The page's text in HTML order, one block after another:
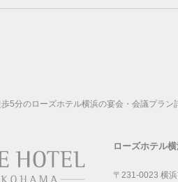
5分のローズホテル横浜の宴会・会議プラン
ローズホテル
〒231-0023 横